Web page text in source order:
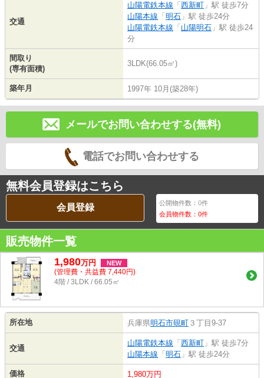
交通
山陽電鉄本線 「 西新町 」駅 徒歩7分
山陽本線 「 明石 」駅 徒歩24分
山陽電鉄本線 「 山陽明石 」駅 徒歩24
分
間取り
(専有面積)
3LDK(66.05㎡)
築年月 1997年 10月(築28年)
メールでお問い合わせする(無料)
電話でお問い合わせする
無料会員登録はこちら
会員登録 公開物件数：0件
会員物件数：0件
販売物件一覧
1,980万円 NEW
(管理費・共益費 7,440円)
4階 / 3LDK / 66.05㎡
所在地 兵庫県明石市硯町 ３丁目9-37
交通
山陽電鉄本線 「 西新町 」駅 徒歩7分
山陽本線 「 明石 」駅 徒歩24分
価格 1,980万円